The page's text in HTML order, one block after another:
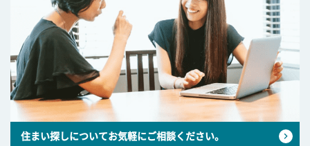
住まい探しについてお気軽にご相談ください。